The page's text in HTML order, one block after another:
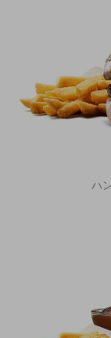
ハ